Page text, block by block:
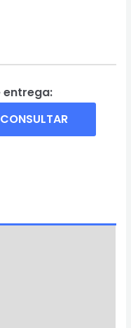
entrega:
CONSULTAR